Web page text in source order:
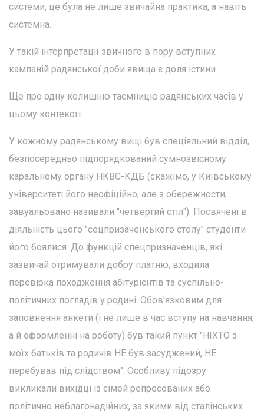
системи, це була не лише звичайна практика, а навіть
системна.
У такій інтерпретації звичного в пору вступних
кампаній радянської доби явища є доля істини.
Ще про одну колишню таємницю радянських часів у
цьому контексті.
У кожному радянському вищі був спеціяльний відділ,
безпосередньо підпорядкований сумнозвісному
каральному органу НКВС-КДБ (скажімо, у Київському
університеті його неофіційно, але з обережности,
завуальовано називали "четвертий стіл"). Посвячені в
діяльність цього "сецпризаченського столу" студенти
його боялися. До функцій спецпризначенців, які
зазвичай отримували добру платню, входила
перевірка походження абітурієнтів та суспільно-
політичних поглядів у родині. Обов'язковим для
заповнення анкети (і не лише в час вступу на навчання,
а й оформленні на роботу) був такий пункт "НІХТО з
моїх батьків та родичів НЕ був засуджений, НЕ
перебував під слідством". Особливу підозру
викликали вихідці із сімей репресованих або
політично неблагонадійних, за якими від сталінських